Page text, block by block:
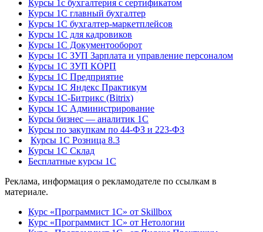
Курсы 1с бухгалтерия с сертификатом
Курсы 1С главный бухгалтер
Курсы 1С бухгалтер-маркетплейсов
Курсы 1С для кадровиков
Курсы 1С Документооборот
Курсы 1С ЗУП Зарплата и управление персоналом
Курсы 1С ЗУП КОРП
Курсы 1С Предприятие
Курсы 1С Яндекс Практикум
Курсы 1С-Битрикс (Bitrix)
Курсы 1С Администрирование
Курсы бизнес — аналитик 1С
Курсы по закупкам по 44‑ФЗ и 223‑ФЗ
Курсы 1С Розница 8.3
Курсы 1С Склад
Бесплатные курсы 1С
Реклама, информация о рекламодателе по ссылкам в
материале.
Курс «Программист 1С» от Skillbox
Курс «Программист 1С» от Нетологии